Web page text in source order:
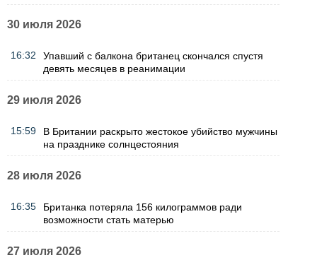
30 июля 2026
16:32
Упавший с балкона британец скончался спустя
девять месяцев в реанимации
29 июля 2026
15:59
В Британии раскрыто жестокое убийство мужчины
на празднике солнцестояния
28 июля 2026
16:35
Британка потеряла 156 килограммов ради
возможности стать матерью
27 июля 2026